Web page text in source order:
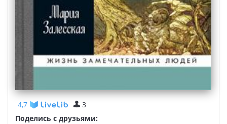
4,7
3
Поделись с друзьями: